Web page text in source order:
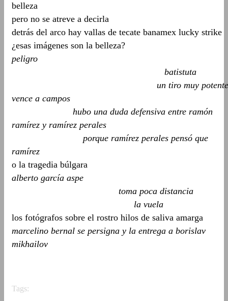
belleza
pero no se atreve a decirla
detrás del arco hay vallas de tecate banamex lucky strike
¿esas imágenes son la belleza?
peligro
batistuta
un tiro muy potente
vence a campos
hubo una duda defensiva entre ramón
ramírez y ramírez perales
porque ramírez perales pensó que
ramírez
o la tragedia búlgara
alberto garcía aspe
toma poca distancia
la vuela
los fotógrafos sobre el rostro hilos de saliva amarga
marcelino bernal se persigna y la entrega a borislav
mikhailov
Tags: